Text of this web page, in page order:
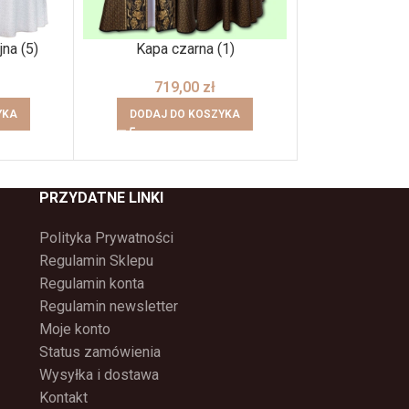
(5) Kapa czarna (1)
719,00 zł
DODAJ DO KOSZYKA
PRZYDATNE LINKI
Polityka Prywatności
Regulamin Sklepu
Regulamin konta
Regulamin newsletter
Moje konto
Status zamówienia
Wysyłka i dostawa
Kontakt